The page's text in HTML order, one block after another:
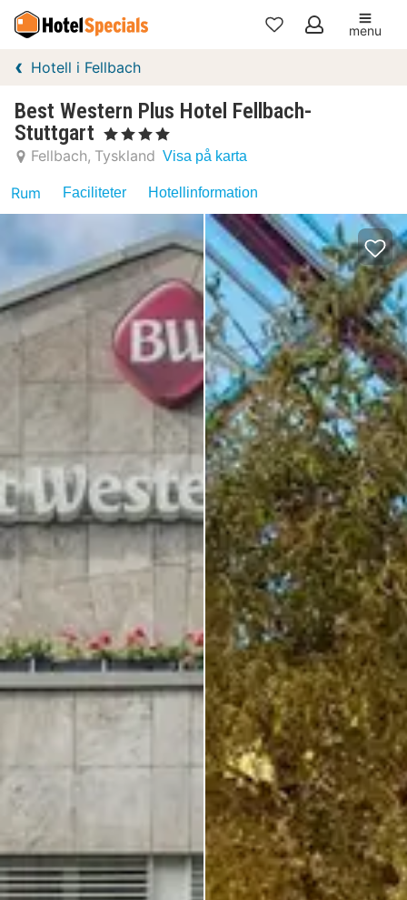
Mina
menu
Hotell i Fellbach
Best Western Plus Hotel Fellbach-
Stuttgart
, 4 Stjärnor
Fellbach Tyskland Visa på karta
Rum Faciliteter Hotellinformation